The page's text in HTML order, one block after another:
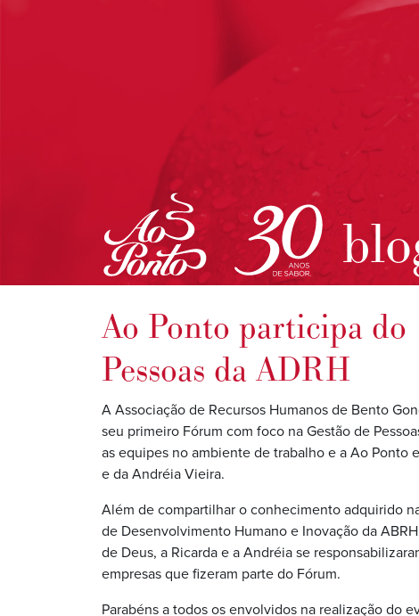
Ao Ponto participa do
Pessoas da ADRH
A Associação de Recursos Humanos de Bento
seu primeiro Fórum com foco na Gestão de
as equipes no ambiente de trabalho e a Ao Ponto
e da Andréia Vieira.
Além de compartilhar o conhecimento adquirido
de Desenvolvimento Humano e Inovação da
de Deus, a Ricarda e a Andréia se
empresas que fizeram parte do Fórum.
Parabéns a todos os envolvidos na realização do